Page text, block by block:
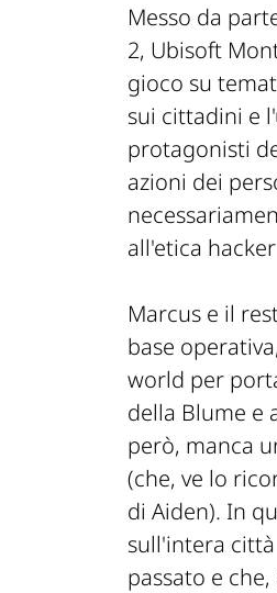
Messo da
2, Ubisoft
gioco su
sui cittadini e
protagonisti
azioni dei
all'etica
Marcus e il
base
world per
della Blume e
però, manca
(che, ve lo
di Aiden). In
sull'intera
passato e